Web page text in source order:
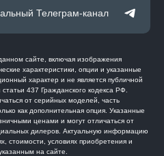
Телеграм-канал
сайте, включая изображения
характеристики, опции и указанные
характер и не является публичной
437 Гражданского кодекса РФ.
от серийных моделей, часть
как дополнительная опция. Указанные
ценами и могут отличаться от
дилеров. Актуальную информацию
стоимости, условиях приобретения и
на сайте.